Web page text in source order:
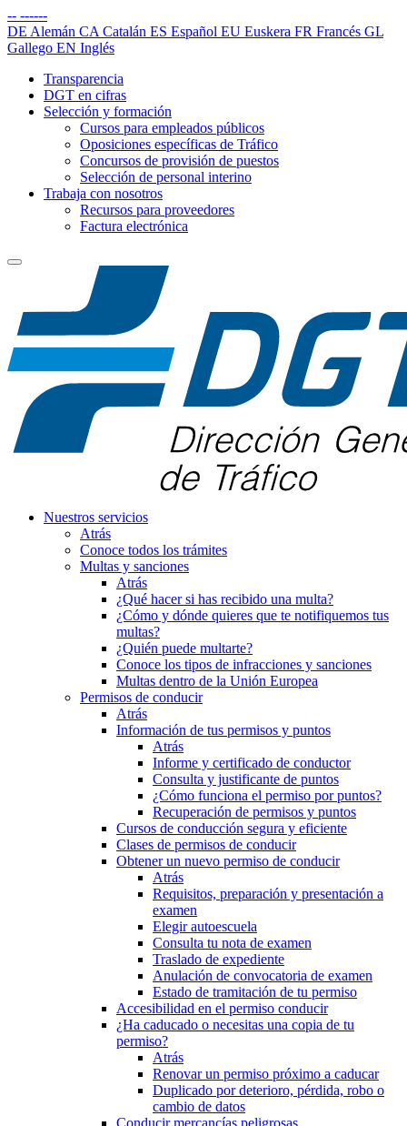
-- ------
DE Alemán CA Catalán ES Español EU Euskera FR Francés GL
Gallego EN Inglés
Transparencia
DGT en cifras
Selección y formación
Cursos para empleados públicos
Oposiciones específicas de Tráfico
Concursos de provisión de puestos
Selección de personal interino
Trabaja con nosotros
Recursos para proveedores
Factura electrónica
Nuestros servicios
Atrás
Conoce todos los trámites
Multas y sanciones
Atrás
¿Qué hacer si has recibido una multa?
¿Cómo y dónde quieres que te notifiquemos tus
multas?
¿Quién puede multarte?
Conoce los tipos de infracciones y sanciones
Multas dentro de la Unión Europea
Permisos de conducir
Atrás
Información de tus permisos y puntos
Atrás
Informe y certificado de conductor
Consulta y justificante de puntos
¿Cómo funciona el permiso por puntos?
Recuperación de permisos y puntos
Cursos de conducción segura y eficiente
Clases de permisos de conducir
Obtener un nuevo permiso de conducir
Atrás
Requisitos, preparación y presentación a
examen
Elegir autoescuela
Consulta tu nota de examen
Traslado de expediente
Anulación de convocatoria de examen
Estado de tramitación de tu permiso
Accesibilidad en el permiso conducir
¿Ha caducado o necesitas una copia de tu
permiso?
Atrás
Renovar un permiso próximo a caducar
Duplicado por deterioro, pérdida, robo o
cambio de datos